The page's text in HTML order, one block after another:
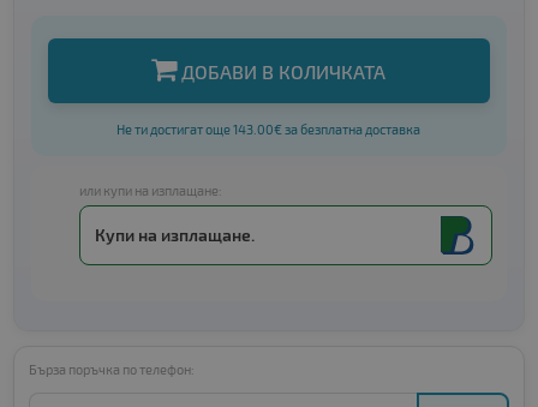
ДОБАВИ В КОЛИЧКАТА
Не ти достигат още 143.00€ за безплатна доставка
или купи на изплащане:
Купи на изплащане.
Бърза поръчка по телефон: